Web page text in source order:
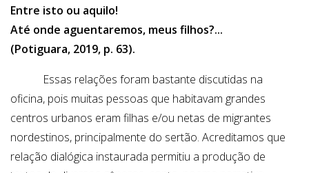
Entre isto ou aquilo!
Até onde aguentaremos, meus filhos?...
(Potiguara, 2019, p. 63).
Essas relações foram bastante discutidas na
oficina, pois muitas pessoas que habitavam grandes
centros urbanos eram filhas e/ou netas de migrantes
nordestinos, principalmente do sertão. Acreditamos que
relação dialógica instaurada permitiu a produção de